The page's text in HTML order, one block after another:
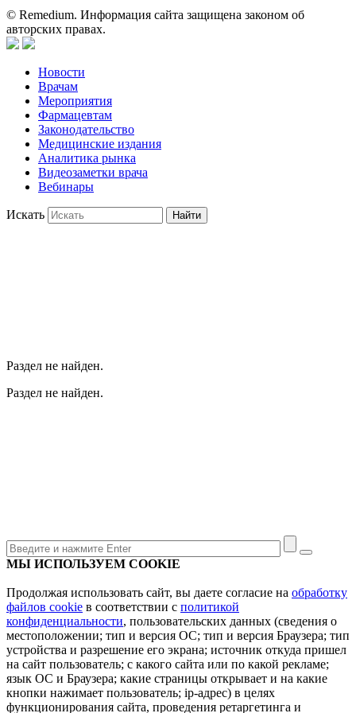
© Remedium. Информация сайта защищена законом об
авторских правах.
Новости
Врачам
Мероприятия
Фармацевтам
Законодательство
Медицинские издания
Аналитика рынка
Видеозаметки врача
Вебинары
Искать Найти
Раздел не найден.
Раздел не найден.
МЫ ИСПОЛЬЗУЕМ COOKIE
Продолжая использовать сайт, вы даете согласие на обработку
файлов cookie в соответствии с политикой
конфиденциальности, пользовательских данных (сведения о
местоположении; тип и версия ОС; тип и версия Браузера; тип
устройства и разрешение его экрана; источник откуда пришел
на сайт пользователь; с какого сайта или по какой рекламе;
язык ОС и Браузера; какие страницы открывает и на какие
кнопки нажимает пользователь; ip-адрес) в целях
функционирования сайта, проведения ретаргетинга и